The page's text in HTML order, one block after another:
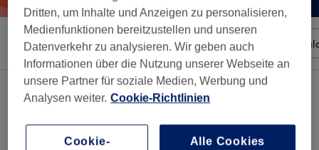
Sortieren nach Beliebiger Preis Besonderheiten
Ein Salon, der anbietet:haarschnitt für jungen in Griesheim, Hessen
Dritten, um Inhalte und Anzeigen zu personalisieren,
Medienfunktionen bereitzustellen und unseren
Datenverkehr zu analysieren. Wir geben auch
Informationen über die Nutzung unserer Webseite an
unsere Partner für soziale Medien, Werbung und
Analysen weiter. Cookie-Richtlinien
Cookie- Alle Cookies